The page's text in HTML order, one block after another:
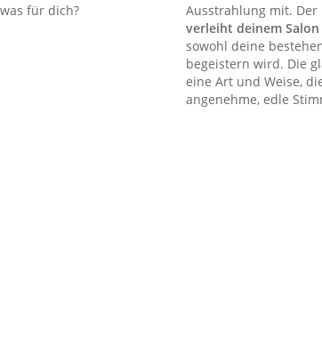
für dich?
Ausstrahlung mit. Der
verleiht deinem
sowohl deine
begeistern wird. Die
eine Art und Weise,
angenehme, edle